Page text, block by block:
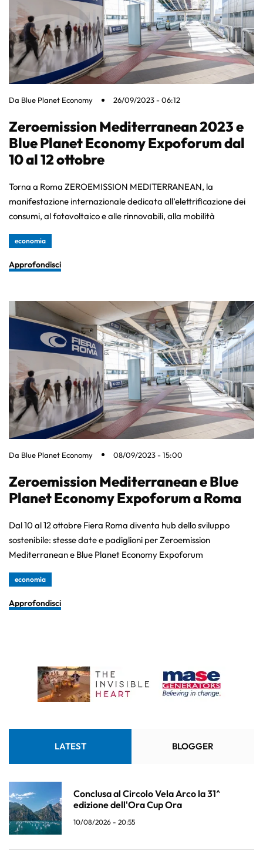
Da Blue Planet Economy 26/09/2023 - 06:12
Zeroemission Mediterranean 2023 e
Blue Planet Economy Expoforum dal
10 al 12 ottobre
Torna a Roma ZEROEMISSION MEDITERRANEAN, la
manifestazione internazionale dedicata all’elettrificazione dei
consumi, al fotovoltaico e alle rinnovabili, alla mobilità
economia
Approfondisci
Da Blue Planet Economy 08/09/2023 - 15:00
Zeroemission Mediterranean e Blue
Planet Economy Expoforum a Roma
Dal 10 al 12 ottobre Fiera Roma diventa hub dello sviluppo
sostenibile: stesse date e padiglioni per Zeroemission
Mediterranean e Blue Planet Economy Expoforum
economia
Approfondisci
LATEST BLOGGER
Conclusa al Circolo Vela Arco la 31^
edizione dell'Ora Cup Ora
10/08/2026 - 20:55